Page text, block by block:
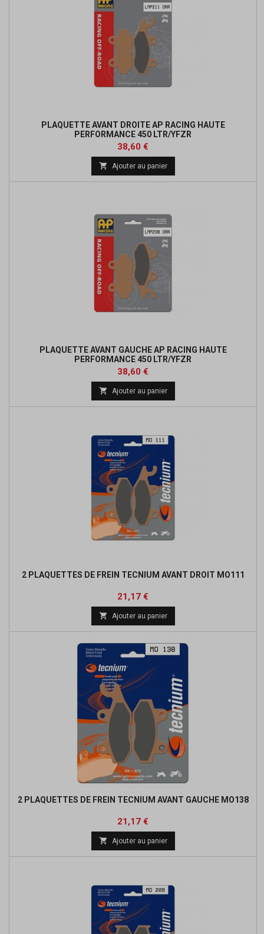
PLAQUETTE AVANT DROITE AP RACING HAUTE
PERFORMANCE 450 LTR/YFZR
Prix
38,60 €
 Ajouter au panier
PLAQUETTE AVANT GAUCHE AP RACING HAUTE
PERFORMANCE 450 LTR/YFZR
Prix
38,60 €
 Ajouter au panier
2 PLAQUETTES DE FREIN TECNIUM AVANT DROIT MO111
Prix
21,17 €
base
 Ajouter au panier
2 PLAQUETTES DE FREIN TECNIUM AVANT GAUCHE MO138
Prix
21,17 €
base
 Ajouter au panier